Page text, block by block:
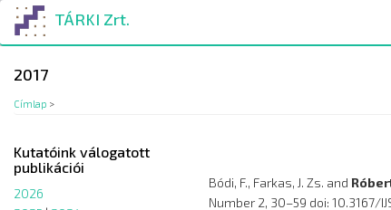
Ugrás
tartalomra
TÁRKI Zrt.
2017
Címlap >
Kutatóink válogatott
publikációi
2026
Bódi, F., Farkas, J. Zs. and
Number 2, 30–59 doi: 10.3167/